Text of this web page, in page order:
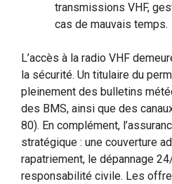
transmissions VHF,
cas de mauvais temps.
L’accès à la radio VHF
la sécurité. Un titulaire du
pleinement des bulletins
des BMS, ainsi que des
80). En complément,
stratégique : une couverture
rapatriement, le dépannage
responsabilité civile. Les